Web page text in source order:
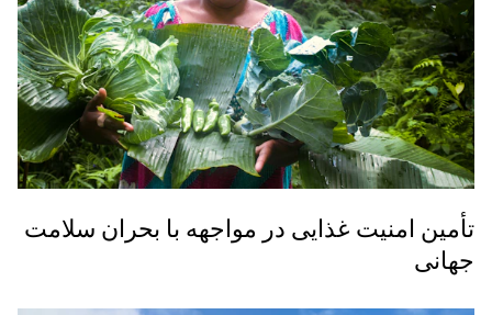
تأمین امنیت غذایی در مواجهه با بحران سلامت
جهانی